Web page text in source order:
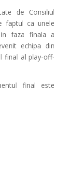
de Consiliul
faptul ca unele
faza finala a
echipa din
final al play-off-
final este